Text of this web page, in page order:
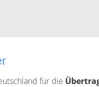
für die